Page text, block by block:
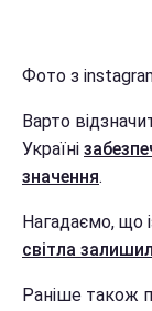
Фото з
Варто
Україні
значення.
Нагадаємо, що
світла
Раніше також